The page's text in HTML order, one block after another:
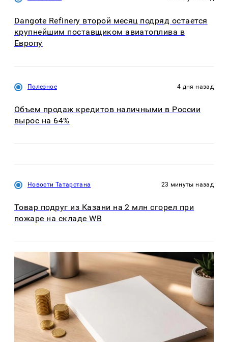
Dangote Refinery второй месяц подряд остается
крупнейшим поставщиком авиатоплива в
Европу
Полезное 4 дня назад
Объем продаж кредитов наличными в России
вырос на 64%
Новости Татарстана 23 минуты назад
Товар подруг из Казани на 2 млн сгорел при
пожаре на складе WB